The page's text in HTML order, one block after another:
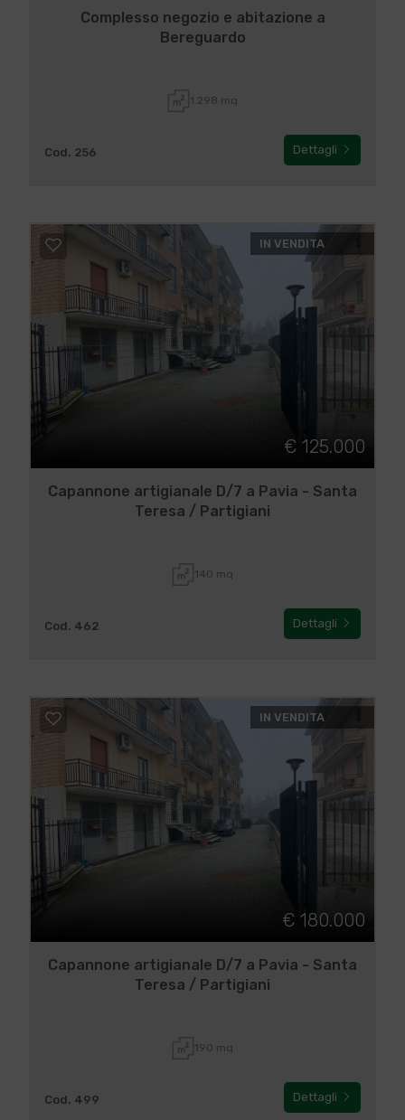
Complesso negozio e abitazione a
Bereguardo
1.298 mq
Cod. 256 Dettagli
IN VENDITA
€ 125.000
Capannone artigianale D/7 a Pavia - Santa
Teresa / Partigiani
140 mq
Cod. 462 Dettagli
IN VENDITA
€ 180.000
Capannone artigianale D/7 a Pavia - Santa
Teresa / Partigiani
190 mq
Cod. 499 Dettagli